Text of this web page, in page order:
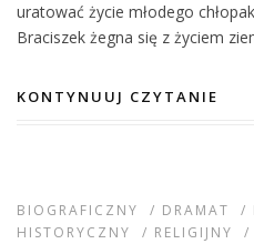
uratować życie młodego
Braciszek żegna się z życiem
KONTYNUUJ CZYTANIE
BIOGRAFICZNY / DRAMAT /
HISTORYCZNY
/ RELIGIJNY /